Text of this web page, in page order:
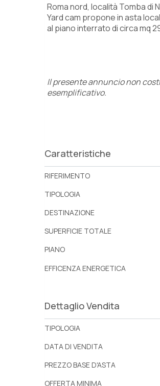
Roma nord, località Tomba di
Yard cam propone in asta
al piano interrato di circa mq
Il presente annuncio non
esemplificativo.
Caratteristiche
RIFERIMENTO
TIPOLOGIA
DESTINAZIONE
SUPERFICIE TOTALE
PIANO
EFFICENZA ENERGETICA
Dettaglio Vendita
TIPOLOGIA
DATA DI VENDITA
PREZZO BASE D'ASTA
OFFERTA MINIMA